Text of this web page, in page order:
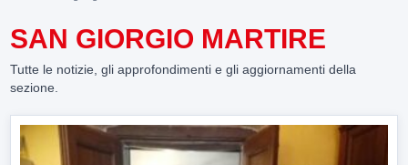
SAN GIORGIO MARTIRE
Tutte le notizie, gli approfondimenti e gli aggiornamenti della
sezione.